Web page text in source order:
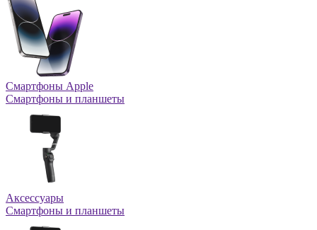
Смартфоны Apple
Смартфоны и планшеты
Аксессуары
Смартфоны и планшеты